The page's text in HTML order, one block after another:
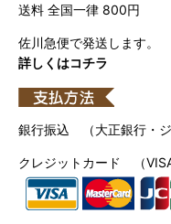
送料 全国一律 800円
佐川急便で発送します。
詳しくはコチラ
銀行振込 （大正銀行・ジ
クレジットカード （